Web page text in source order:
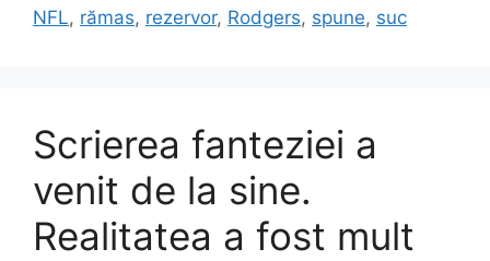
NFL, rămas, rezervor, Rodgers, spune, suc
Scrierea fanteziei a
venit de la sine.
Realitatea a fost mult